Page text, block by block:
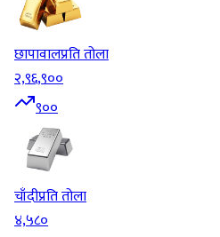
छापावालप्रति तोला
२,९६,९००
९००
चाँदीप्रति तोला
४,५८०